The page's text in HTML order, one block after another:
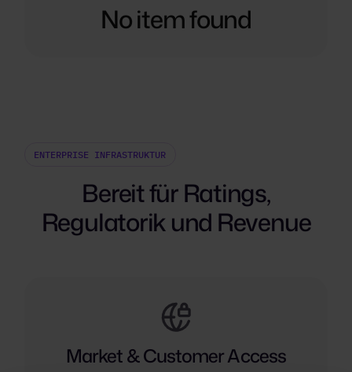
No item found
ENTERPRISE INFRASTRUKTUR
Bereit für Ratings,
Regulatorik und Revenue
Market & Customer Access